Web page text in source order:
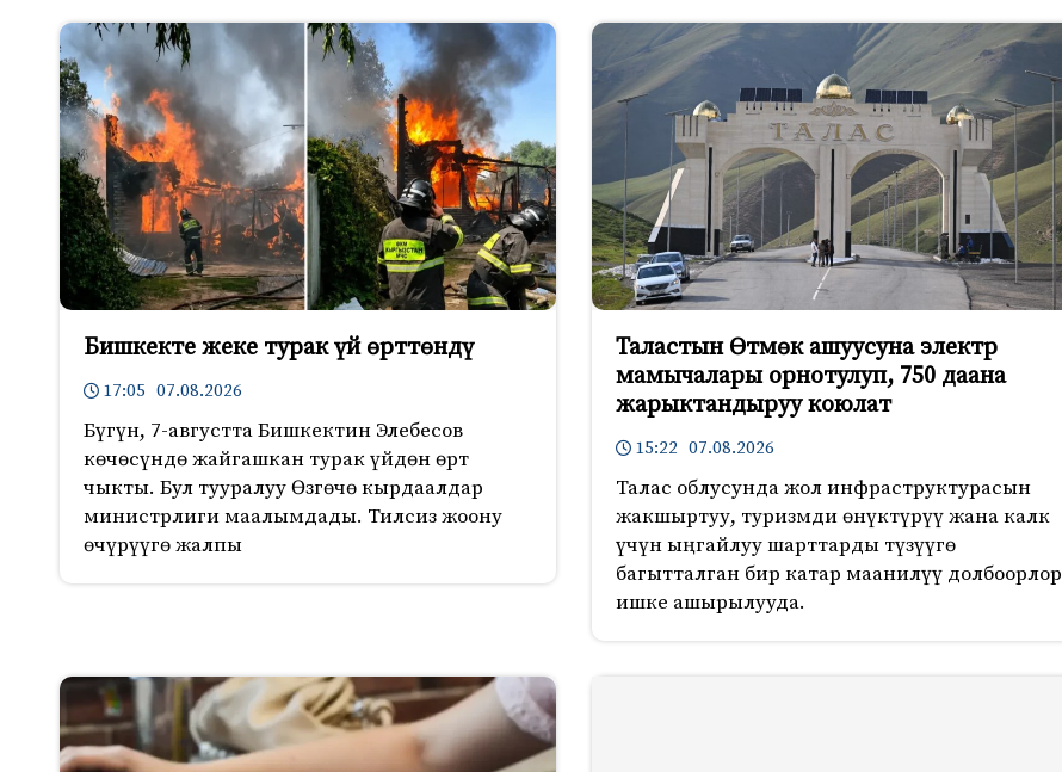
Бишкекте жеке турак үй өрттөндү
17:05 07.08.2026
Бүгүн, 7-августта Бишкектин Элебесов
көчөсүндө жайгашкан турак үйдөн өрт
чыкты. Бул тууралуу Өзгөчө кырдаалдар
министрлиги маалымдады. Тилсиз жоону
өчүрүүгө жалпы
Таластын Өтмөк ашуусуна электр
мамычалары орнотулуп, 750 даана
жарыктандыруу коюлат
15:22 07.08.2026
Талас облусунда жол инфраструктурасын
жакшыртуу, туризмди өнүктүрүү жана калк
үчүн ыңгайлуу шарттарды түзүүгө
багытталган бир катар маанилүү долбоорлор
ишке ашырылууда.